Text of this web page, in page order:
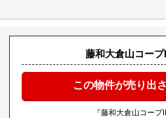
藤和大倉山コー
この物件が売り出
『藤和大倉山コー